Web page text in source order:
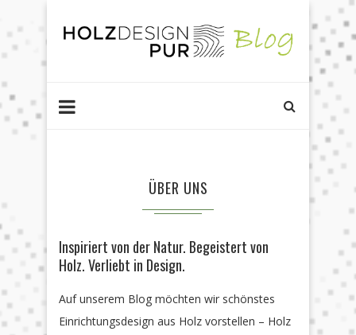
ÜBER UNS
Inspiriert von der Natur. Begeistert von
Holz. Verliebt in Design.
Auf unserem Blog möchten wir schönstes
Einrichtungsdesign aus Holz vorstellen – Holz